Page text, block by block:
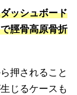
ッシュボード
脛骨高原骨折
押されること
じるケースも